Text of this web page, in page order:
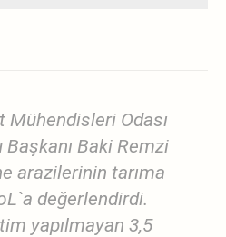
Mühendisleri Odası
Baki Remzi
arazilerinin tarıma
değerlendirdi.
yapılmayan 3,5